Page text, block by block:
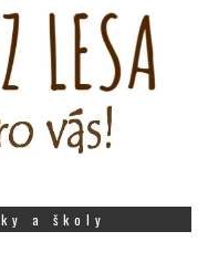
a školy